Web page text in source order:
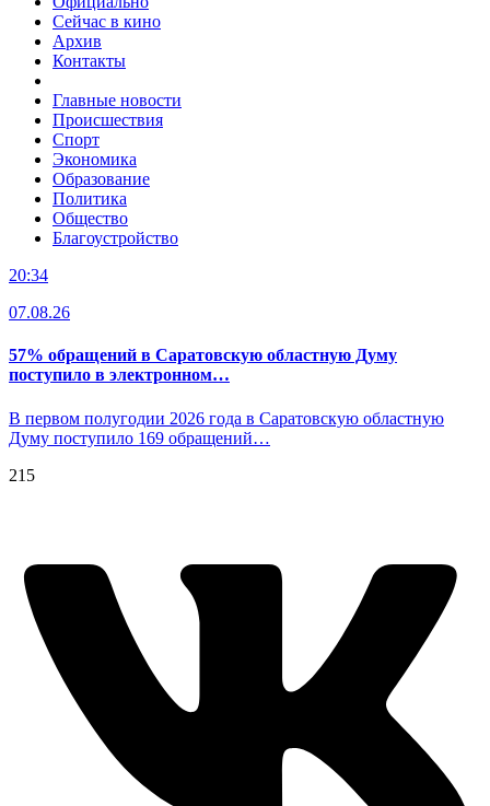
Сейчас в кино
Архив
Контакты
Главные новости
Происшествия
Спорт
Экономика
Образование
Политика
Общество
Благоустройство
20:34
07.08.26
57% обращений в Саратовскую областную Думу
поступило в электронном…
В первом полугодии 2026 года в Саратовскую областную
Думу поступило 169 обращений…
215